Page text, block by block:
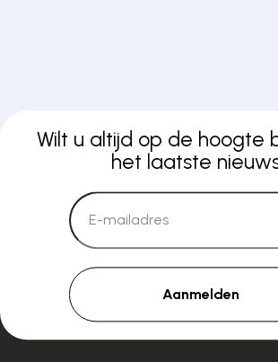
Wilt u altijd op de hoogte
het laatste
Aanmelden